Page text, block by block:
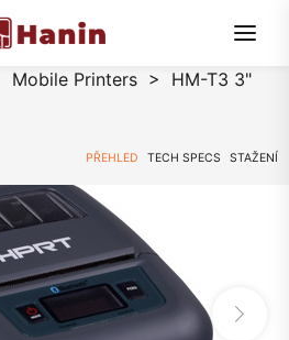
Mobile Printers >
HM-T3 3"
PŘEHLED TECH SPECS STAŽENÍ